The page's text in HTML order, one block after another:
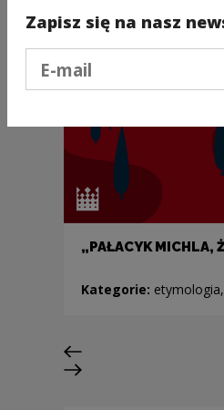
„PAŁACYK
Kategorie:
Poprzedni slajd
Następny slajd
Zapisz się na nasz